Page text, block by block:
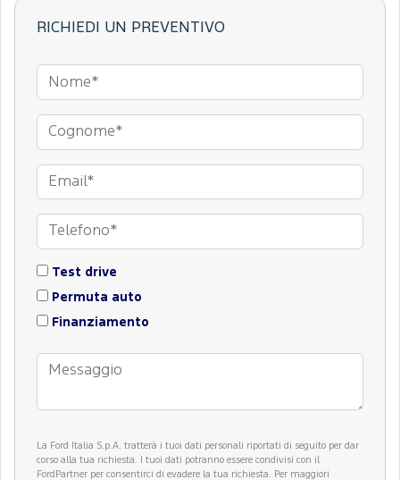
RICHIEDI UN PREVENTIVO
Test drive
Permuta auto
Finanziamento
La Ford Italia S.p.A. tratterà i tuoi dati personali riportati di seguito per dar
corso alla tua richiesta. I tuoi dati potranno essere condivisi con il
FordPartner per consentirci di evadere la tua richiesta. Per maggiori